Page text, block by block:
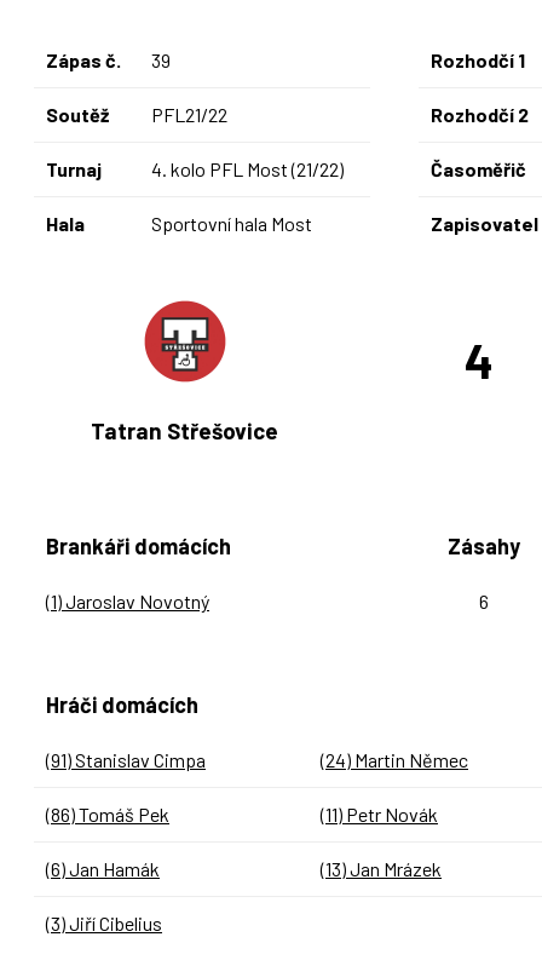
Zápas č. 39
Soutěž PFL21/22
Turnaj 4. kolo PFL Most (21/22)
Hala Sportovní hala Most
Rozhodčí 1
Rozhodčí 2
Časoměřič
Zapisovatel
Tatran Střešovice
4
Brankáři domácích Zásahy
(1) Jaroslav Novotný 6
Hráči domácích
(91) Stanislav Cimpa (24) Martin Němec
(86) Tomáš Pek (11) Petr Novák
(6) Jan Hamák (13) Jan Mrázek
(3) Jiří Cibelius